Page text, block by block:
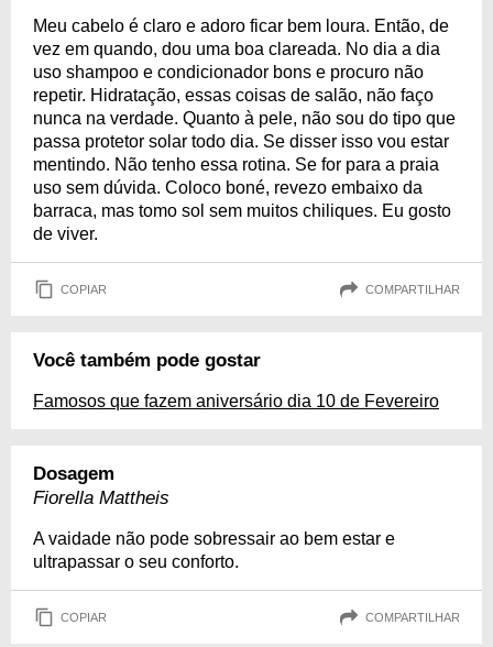
Meu cabelo é claro e adoro ficar bem loura. Então, de
vez em quando, dou uma boa clareada. No dia a dia
uso shampoo e condicionador bons e procuro não
repetir. Hidratação, essas coisas de salão, não faço
nunca na verdade. Quanto à pele, não sou do tipo que
passa protetor solar todo dia. Se disser isso vou estar
mentindo. Não tenho essa rotina. Se for para a praia
uso sem dúvida. Coloco boné, revezo embaixo da
barraca, mas tomo sol sem muitos chiliques. Eu gosto
de viver.
COPIAR COMPARTILHAR
Você também pode gostar
Famosos que fazem aniversário dia 10 de Fevereiro
Dosagem
Fiorella Mattheis
A vaidade não pode sobressair ao bem estar e
ultrapassar o seu conforto.
COPIAR COMPARTILHAR